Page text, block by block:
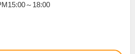
～18:00